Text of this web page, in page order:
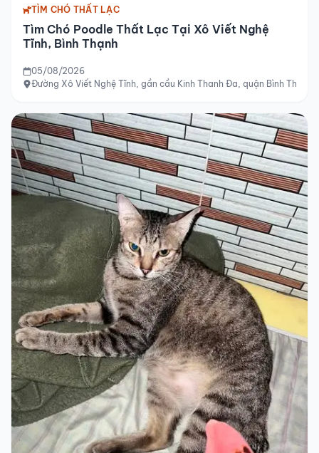
TÌM CHÓ THẤT LẠC
Tìm Chó Poodle Thất Lạc Tại Xô Viết Nghệ
Tĩnh, Bình Thạnh
05/08/2026
Đường Xô Viết Nghệ Tĩnh, gần cầu Kinh Thanh Đa, quận Bình Thạnh